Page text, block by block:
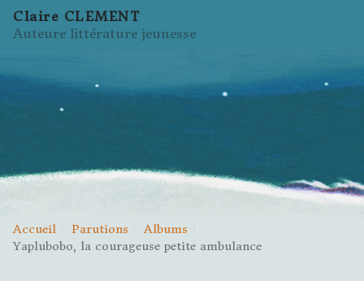
Claire CLEMENT
Auteure littérature jeunesse
Accueil Parutions
Albums
Yaplubobo, la courageuse petite ambulance